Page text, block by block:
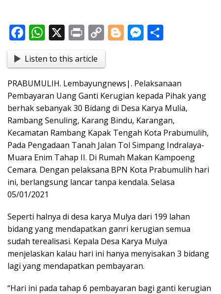
F
e
b
o
o
k
W
at
s
A
p
p
X Pr
t
C
o
p
y
Li
n
k
Bl
g
er
M
e
n
g
er
e
Listen to this article
PRABUMULIH. Lembayungnews|. Pelaksanaan
Pembayaran Uang Ganti Kerugian kepada Pihak yang
berhak sebanyak 30 Bidang di Desa Karya Mulia,
Rambang Senuling, Karang Bindu, Karangan,
Kecamatan Rambang Kapak Tengah Kota Prabumulih,
Pada Pengadaan Tanah Jalan Tol Simpang Indralaya-
Muara Enim Tahap II. Di Rumah Makan Kampoeng
Cemara. Dengan pelaksana BPN Kota Prabumulih hari
ini, berlangsung lancar tanpa kendala. Selasa
05/01/2021
Seperti halnya di desa karya Mulya dari 199 lahan
bidang yang mendapatkan ganri kerugian semua
sudah terealisasi. Kepala Desa Karya Mulya
menjelaskan kalau hari ini hanya menyisakan 3 bidang
lagi yang mendapatkan pembayaran.
“Hari ini pada tahap 6 pembayaran bagi ganti kerugian